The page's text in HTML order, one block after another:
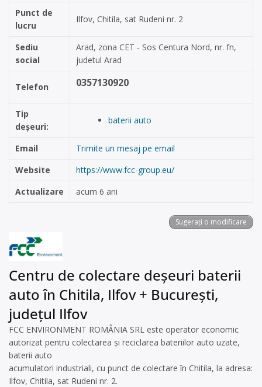
Punct de
lucru
Ilfov, Chitila, sat Rudeni nr. 2
Sediu
social
Arad, zona CET - Sos Centura Nord, nr. fn,
judetul Arad
Telefon 0357130920
Tip
deșeuri:
baterii auto
Email
Trimite un mesaj pe email
Website
https://www.fcc-group.eu/
Actualizare
acum 6 ani
Sugerați o modificare
Centru de colectare deșeuri baterii
auto în Chitila, Ilfov + București,
județul Ilfov
FCC ENVIRONMENT ROMÂNIA SRL este operator economic
autorizat pentru colectarea și reciclarea bateriilor auto uzate,
baterii auto
acumulatori industriali, cu punct de colectare în Chitila, la adresa:
Ilfov, Chitila, sat Rudeni nr. 2.